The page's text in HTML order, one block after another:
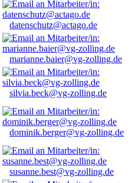
datenschutz@actago.de
marianne.baier@vg-zolling.de
silvia.beck@vg-zolling.de
dominik.berger@vg-zolling.de
susanne.best@vg-zolling.de